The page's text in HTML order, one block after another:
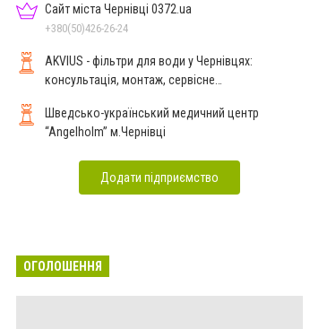
Сайт міста Чернівці 0372.ua
+380(50)426-26-24
AKVIUS - фільтри для води у Чернівцях:
консультація, монтаж, сервісне
Шведсько-український медичний центр
“Angelholm” м.Чернівці
Додати підприємство
ОГОЛОШЕННЯ